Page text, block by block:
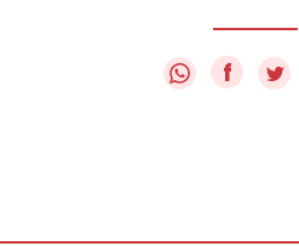
f